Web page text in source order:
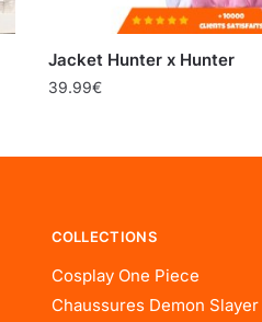
Jacket Hunter x Hunter
39.99€
COLLECTIONS
Cosplay One Piece
Chaussures Demon Slayer